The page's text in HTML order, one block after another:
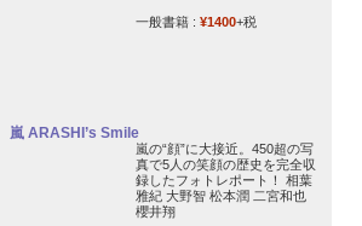
一般書籍 : ¥1400+税
嵐 ARASHI’s Smile
嵐の“顔”に大接近。450超の写
真で5人の笑顔の歴史を完全収
録したフォトレポート！ 相葉
雅紀 大野智 松本潤 二宮和也
櫻井翔